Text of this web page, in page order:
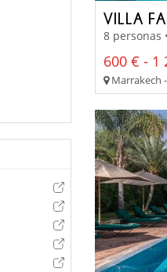
VILLA
8 personas
600 € - 1
Marrakech